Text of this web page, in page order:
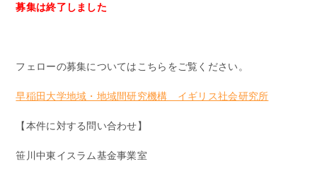
募集は終了しました
フェローの募集についてはこちらをご覧ください。
早稲田大学地域・地域間研究機構 イギリス社会研究所
【本件に対する問い合わせ】
笹川中東イスラム基金事業室